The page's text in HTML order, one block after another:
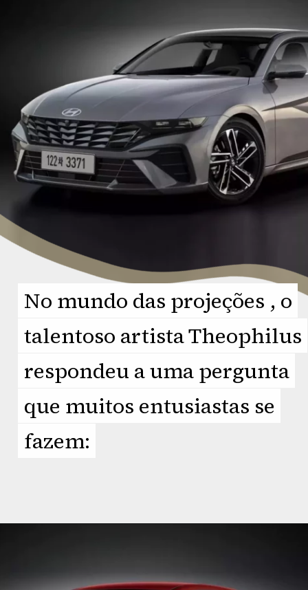
No mundo das projeções , o
talentoso artista Theophilus
respondeu a uma pergunta
que muitos entusiastas se
fazem:
No mundo das projeções , o
talentoso artista Theophilus
respondeu a uma pergunta
que muitos entusiastas se
fazem: